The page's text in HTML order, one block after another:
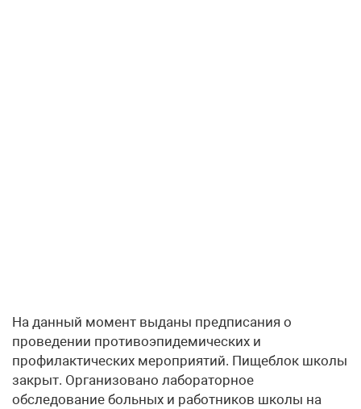
На данный момент выданы предписания о
проведении противоэпидемических и
профилактических мероприятий. Пищеблок школы
закрыт. Организовано лабораторное
обследование больных и работников школы на